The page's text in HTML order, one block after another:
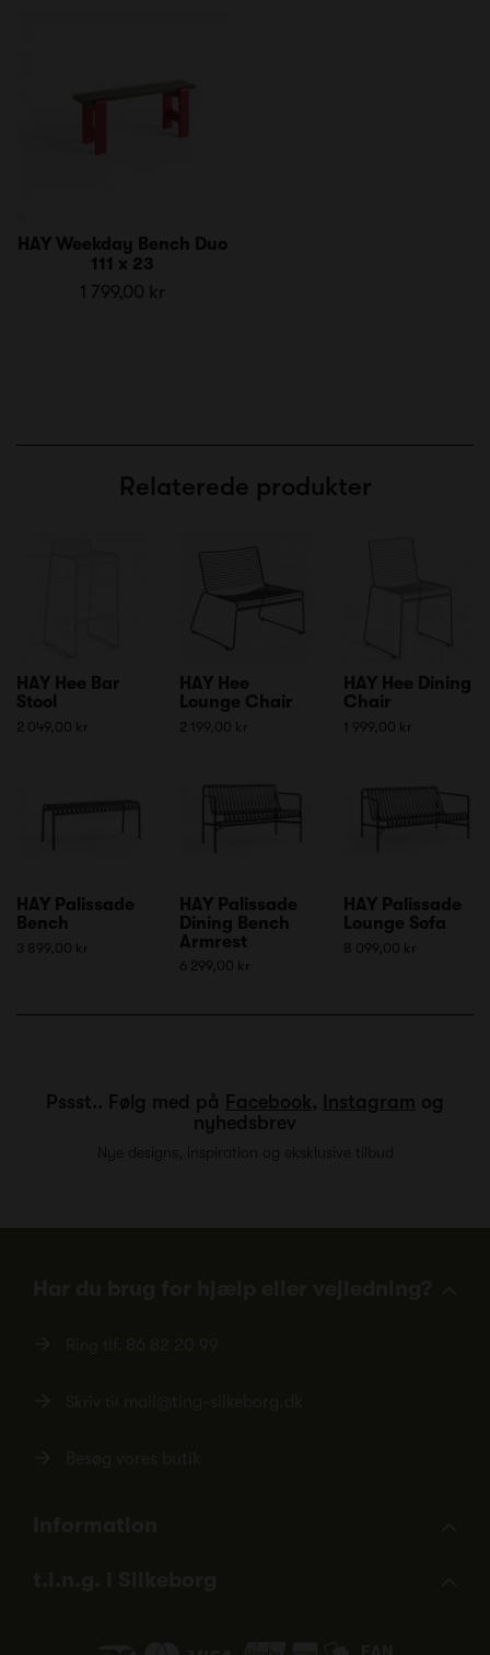
HAY Weekday Bench Duo
111 x 23
1 799,00 kr
Relaterede produkter
HAY Hee Bar
Stool
2 049,00 kr
HAY Hee
Lounge Chair
2 199,00 kr
HAY Hee Dining
Chair
1 999,00 kr
HAY Palissade
Bench
3 899,00 kr
HAY Palissade
Dining Bench
Armrest
6 299,00 kr
HAY Palissade
Lounge Sofa
8 099,00 kr
Pssst.. Følg med på Facebook, Instagram og
nyhedsbrev
Nye designs, inspiration og eksklusive tilbud